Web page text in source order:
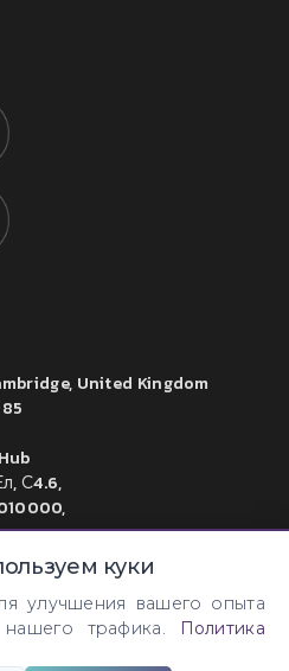
куки
улучшения вашего опыта
трафика.
Политика
United Kingdom
С4.6,
Создано: